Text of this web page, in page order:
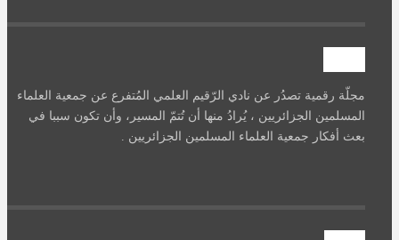
مجلّة رقمية تصدُر عن نادي الرّقيم العلمي المُتفرع عن جمعية العلماء
المسلمين الجزائريين ، يُرادُ منها أن تُتمّ المسير، وأن تكون سببا في
بعث أفكار جمعية العلماء المسلمين الجزائريين .